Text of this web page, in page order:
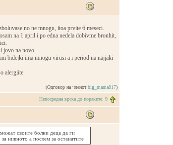
no ne mnogu, itoa prvite 6 meseci.
na 1 april i po edna nedela dobivme bronhit,
jovo na novo.
bidejki ima mnogu virusi a i period na najjaki
alergiite.
(Одговор на членотbig_mama817)
Непосредна врска до пораките: 9
своите болни деца да ги
нивното а послем за останатите